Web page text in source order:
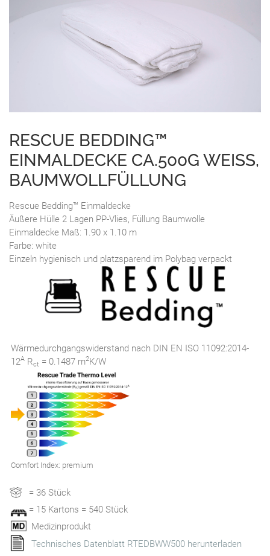
RESCUE BEDDING™
EINMALDECKE CA.500G WEISS, B
AUMWOLLFÜLLUNG
Rescue Bedding™ Einmaldecke
Äußere Hülle 2 Lagen PP-Vlies, Füllung Baumwolle
Einmaldecke Maß: 1.90 x 1.10 m
Farbe: white
Einzeln hygienisch und platzsparend im Polybag verpackt
Wärmedurchgangswiderstand nach DIN EN ISO 11092:2014-
12A Rct = 0.1487 m2K/W
Comfort Index: premium
= 36 Stück
= 15 Kartons = 540 Stück
Medizinprodukt
Technisches Datenblatt RTEDBWW500 herunterladen